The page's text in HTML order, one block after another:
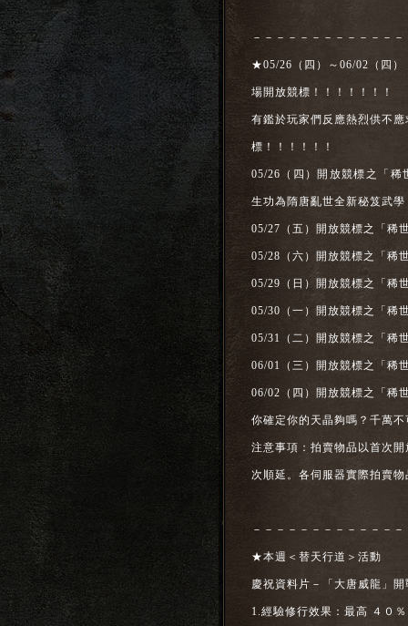
－－－－－－－－－－－－
★05/26（四）～06/02（四）
場開放競標！！！！！！！
有鑑於玩家們反應熱烈供不
標！！！！！！
05/26（四）開放競標之「
生功為隋唐亂世全新秘笈武
05/27（五）開放競標之「稀
05/28（六）開放競標之「稀
05/29（日）開放競標之「稀
05/30（一）開放競標之「稀
05/31（二）開放競標之「稀
06/01（三）開放競標之「稀
06/02（四）開放競標之「稀
你確定你的天晶夠嗎？千萬
注意事項：拍賣物品以首次
次順延。各伺服器實際拍賣
－－－－－－－－－－－－
★本週＜替天行道＞活動
慶祝資料片－「大唐威龍」
1.經驗修行效果：最高 ４０％